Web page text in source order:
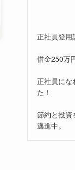
正社員登用
借金250万
正社員にな
た！
節約と投資
邁進中。